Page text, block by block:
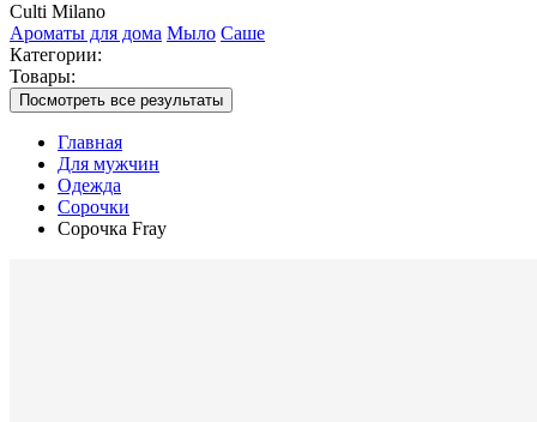
Culti Milano
Ароматы для дома Мыло Саше
Категории:
Товары:
Посмотреть все результаты
Главная
Для мужчин
Одежда
Сорочки
Сорочка Fray